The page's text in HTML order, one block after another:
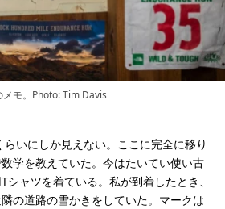
モ。Photo: Tim Davis
いにしか見えない。ここに完全に移り
学を教えていた。今はたいてい使い古
シャツを着ている。私が到着したとき、
の道路の雪かきをしていた。マークは